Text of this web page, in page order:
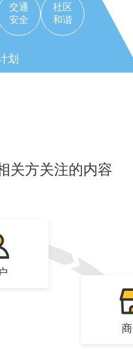
交通
安全
社区
和谐
划
方关注的内容